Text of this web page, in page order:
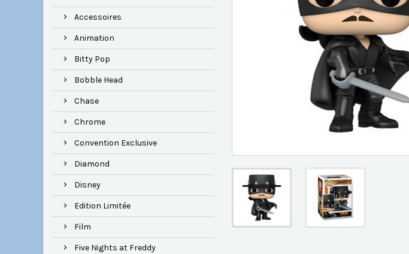
Accessoires
Animation
Bitty Pop
Bobble Head
Chase
Chrome
Convention Exclusive
Diamond
Disney
Edition Limitée
Film
Five Nights at Freddy